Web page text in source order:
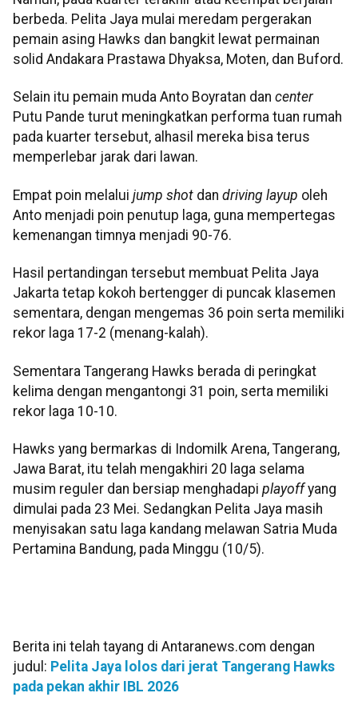
berbeda. Pelita Jaya mulai meredam pergerakan
pemain asing Hawks dan bangkit lewat permainan
solid Andakara Prastawa Dhyaksa, Moten, dan Buford.
Selain itu pemain muda Anto Boyratan dan center
Putu Pande turut meningkatkan performa tuan rumah
pada kuarter tersebut, alhasil mereka bisa terus
memperlebar jarak dari lawan.
Empat poin melalui jump shot dan driving layup oleh
Anto menjadi poin penutup laga, guna mempertegas
kemenangan timnya menjadi 90-76.
Hasil pertandingan tersebut membuat Pelita Jaya
Jakarta tetap kokoh bertengger di puncak klasemen
sementara, dengan mengemas 36 poin serta memiliki
rekor laga 17-2 (menang-kalah).
Sementara Tangerang Hawks berada di peringkat
kelima dengan mengantongi 31 poin, serta memiliki
rekor laga 10-10.
Hawks yang bermarkas di Indomilk Arena, Tangerang,
Jawa Barat, itu telah mengakhiri 20 laga selama
musim reguler dan bersiap menghadapi playoffyang
dimulai pada 23 Mei. Sedangkan Pelita Jaya masih
menyisakan satu laga kandang melawan Satria Muda
Pertamina Bandung, pada Minggu (10/5).
Berita ini telah tayang di Antaranews.com dengan
judul: Pelita Jaya lolos dari jerat Tangerang Hawks
pada pekan akhir IBL 2026